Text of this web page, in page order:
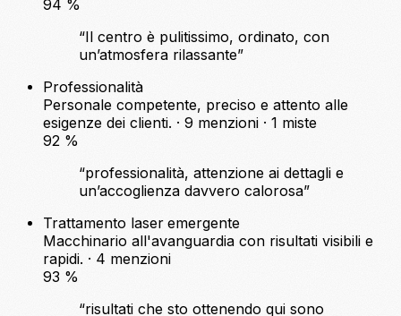
94 %
“Il centro è pulitissimo, ordinato, con
un’atmosfera rilassante”
Professionalità
Personale competente, preciso e attento alle
esigenze dei clienti. · 9 menzioni · 1 miste
92 %
“professionalità, attenzione ai dettagli e
un’accoglienza davvero calorosa”
Trattamento laser emergente
Macchinario all'avanguardia con risultati visibili e
rapidi. · 4 menzioni
93 %
“risultati che sto ottenendo qui sono